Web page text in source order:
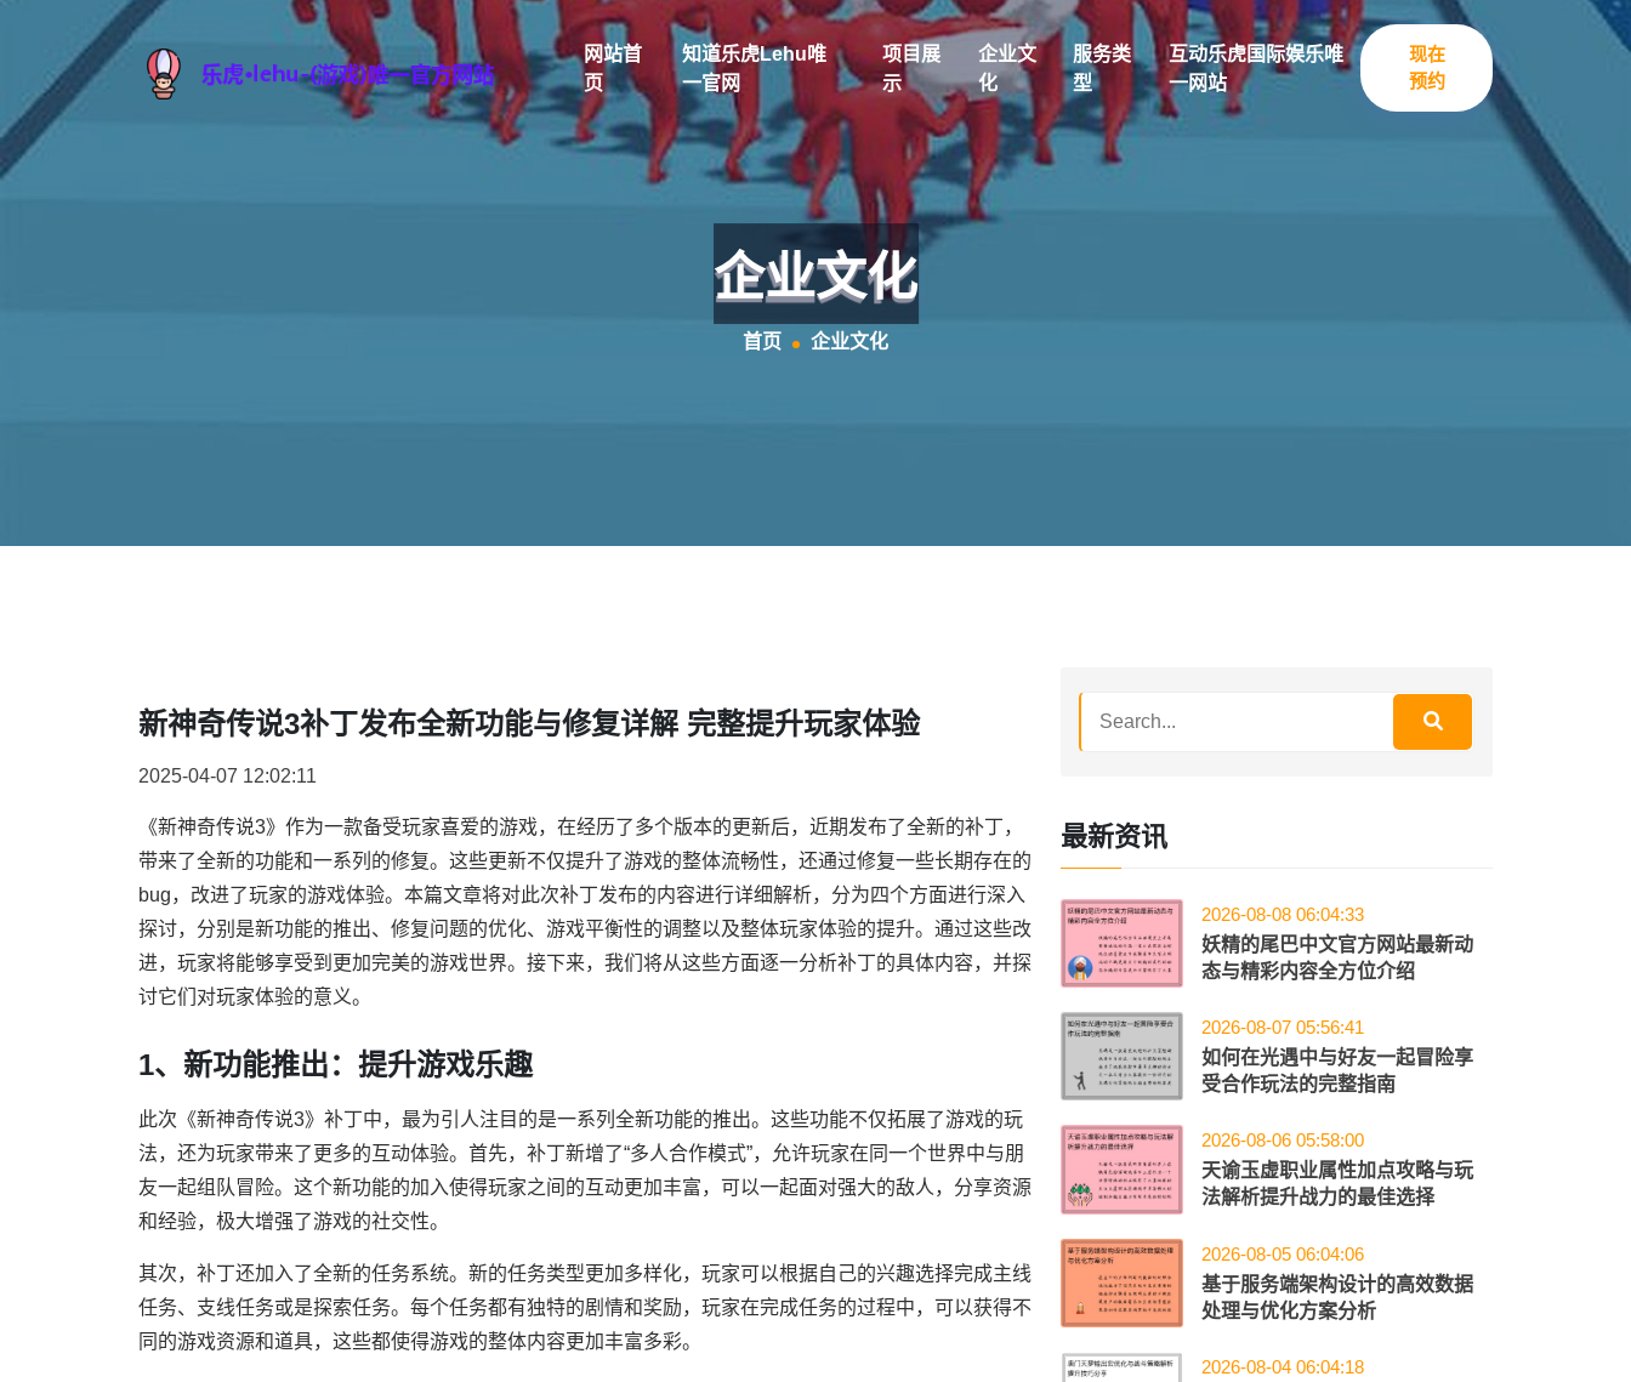
网站首
页
知道乐虎lehu唯
一官网
项目展
示
企业文
化
服务类
型
互动乐虎国际娱乐唯
一网站
现在
预约
企业文化
首页 企业文化
新神奇传说3补丁发布全新功能与修复详解 完整提升玩家体验
2025-04-07 12:02:11
《新神奇传说3》作为一款备受玩家喜爱的游戏，在经历了多个版本的更新后，近期发布了全新的补丁，
带来了全新的功能和一系列的修复。这些更新不仅提升了游戏的整体流畅性，还通过修复一些长期存在的
bug，改进了玩家的游戏体验。本篇文章将对此次补丁发布的内容进行详细解析，分为四个方面进行深入
探讨，分别是新功能的推出、修复问题的优化、游戏平衡性的调整以及整体玩家体验的提升。通过这些改
进，玩家将能够享受到更加完美的游戏世界。接下来，我们将从这些方面逐一分析补丁的具体内容，并探
讨它们对玩家体验的意义。
1、新功能推出：提升游戏乐趣
此次《新神奇传说3》补丁中，最为引人注目的是一系列全新功能的推出。这些功能不仅拓展了游戏的玩
法，还为玩家带来了更多的互动体验。首先，补丁新增了“多人合作模式”，允许玩家在同一个世界中与朋
友一起组队冒险。这个新功能的加入使得玩家之间的互动更加丰富，可以一起面对强大的敌人，分享资源
和经验，极大增强了游戏的社交性。
其次，补丁还加入了全新的任务系统。新的任务类型更加多样化，玩家可以根据自己的兴趣选择完成主线
任务、支线任务或是探索任务。每个任务都有独特的剧情和奖励，玩家在完成任务的过程中，可以获得不
同的游戏资源和道具，这些都使得游戏的整体内容更加丰富多彩。
最新资讯
2026-08-08 06:04:33
妖精的尾巴中文官方网站最新动
态与精彩内容全方位介绍
2026-08-07 05:56:41
如何在光遇中与好友一起冒险享
受合作玩法的完整指南
2026-08-06 05:58:00
天谕玉虚职业属性加点攻略与玩
法解析提升战力的最佳选择
2026-08-05 06:04:06
基于服务端架构设计的高效数据
处理与优化方案分析
2026-08-04 06:04:18